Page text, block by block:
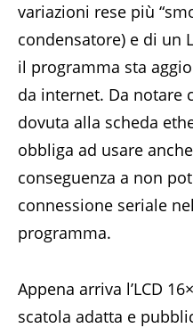
variazioni rese più
condensatore) e di un
il programma sta
da internet. Da notare
dovuta alla scheda
obbliga ad usare
conseguenza a non
connessione seriale
programma.
Appena arriva l’LCD
scatola adatta e